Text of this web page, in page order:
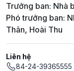
Trưởng ban: Nhà
Phó trưởng ban:
Thân, Hoài Thu
Liên hệ
84-24-39365555